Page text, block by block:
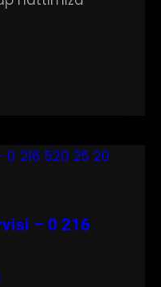
– 0 216